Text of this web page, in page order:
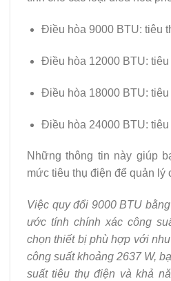
Điều hòa 9000 BTU: tiêu
Điều hòa 12000 BTU:
Điều hòa 18000 BTU:
Điều hòa 24000 BTU:
Những thông tin này giúp
mức tiêu thụ điện để quản lý
Việc quy đổi 9000 BTU
ước tính chính xác công
chọn thiết bị phù hợp với
công suất khoảng 2637 W,
suất tiêu thụ điện và khả